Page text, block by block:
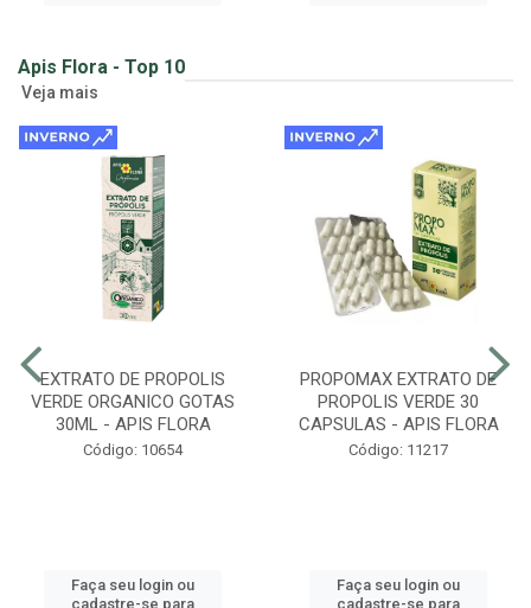
Apis Flora - Top 10
Veja mais
EXTRATO DE PROPOLIS
VERDE ORGANICO GOTAS
30ML - APIS FLORA
Código: 10654
Faça seu login ou
cadastre-se para
PROPOMAX EXTRATO DE
PROPOLIS VERDE 30
CAPSULAS - APIS FLORA
Código: 11217
Faça seu login ou
cadastre-se para